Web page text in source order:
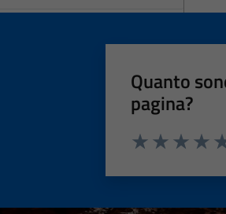
Quanto
pagina?